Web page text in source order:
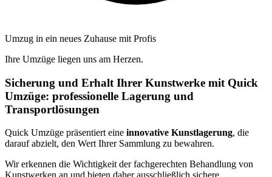
Umzug in ein neues Zuhause mit Profis
Ihre Umzüge liegen uns am Herzen.
Sicherung und Erhalt Ihrer Kunstwerke mit Quick
Umzüge: professionelle Lagerung und
Transportlösungen
Quick Umzüge präsentiert eine innovative Kunstlagerung, die
darauf abzielt, den Wert Ihrer Sammlung zu bewahren.
Wir erkennen die Wichtigkeit der fachgerechten Behandlung von